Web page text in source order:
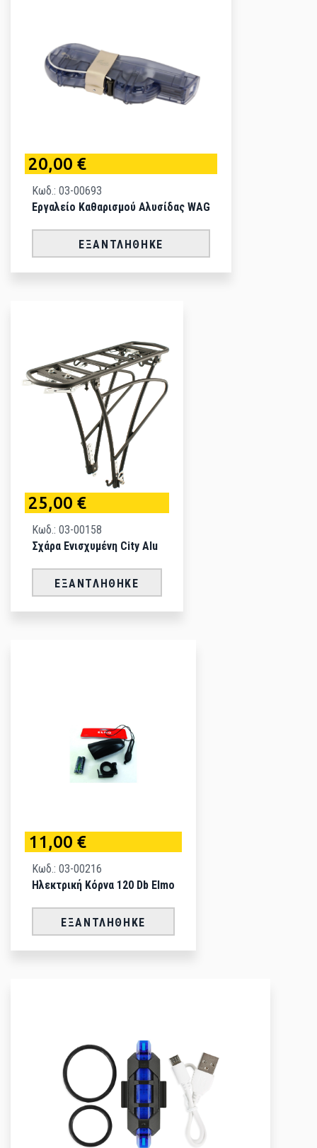
20,00 €
Κωδ.: 03-00693
Εργαλείο Καθαρισμού Αλυσίδας WAG
ΕΞΑΝΤΛΉΘΗΚΕ
25,00 €
Κωδ.: 03-00158
Σχάρα Eνισχυμένη City Alu
ΕΞΑΝΤΛΉΘΗΚΕ
11,00 €
Κωδ.: 03-00216
Ηλεκτρική Κόρνα 120 Db Elmo
ΕΞΑΝΤΛΉΘΗΚΕ